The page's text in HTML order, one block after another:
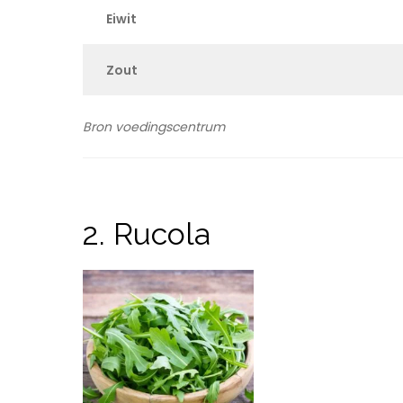
Eiwit
Zout
Bron voedingscentrum
2. Rucola